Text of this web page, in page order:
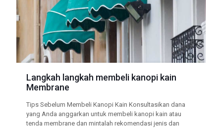
Langkah langkah membeli kanopi kain
Membrane
Tips Sebelum Membeli Kanopi Kain Konsultasikan dana
yang Anda anggarkan untuk membeli kanopi kain atau
tenda membrane dan mintalah rekomendasi jenis dan